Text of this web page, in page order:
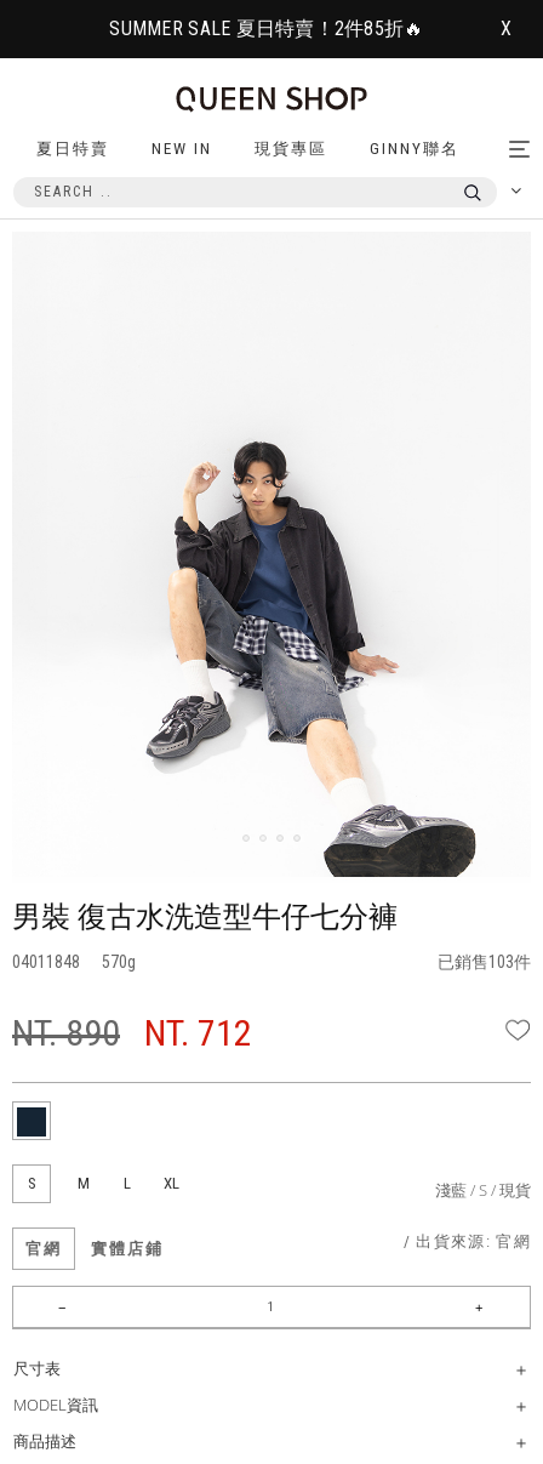
SUMMER SALE 夏日特賣！2件85折🔥 X
夏日特賣 NEW IN 現貨專區 GINNY聯名
男裝 復古水洗造型牛仔七分褲
04011848 570 已銷售103件
NT. 890 NT. 712
S M L XL 淺藍 S 現貨
官網 實體店鋪 / 出貨來源:官網
尺寸表
MODEL資訊
商品描述